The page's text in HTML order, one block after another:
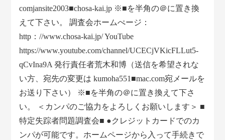
comjansite2003■chosa-kai.jp ※■を半角の＠に置き換
えて下さい。 調査会ホームぺージ：
http：//www.chosa-kai.jp/ YouTube
https://www.youtube.com/channel/UCECjVKicFLLut5-
qCvIna9A 発行責任者荒木和博（送信を希望されな
い方、宛先の変更は kumoha551■mac.com宛メールを
お送り下さい） ※■を半角の＠に置き換えて下さ
い。 ＜カンパのご協力をよろしくお願いします＞ ■
特定失踪者問題調査会■ ●クレジットカードでのカ
ンパが可能です。ホームページから入って手続きで